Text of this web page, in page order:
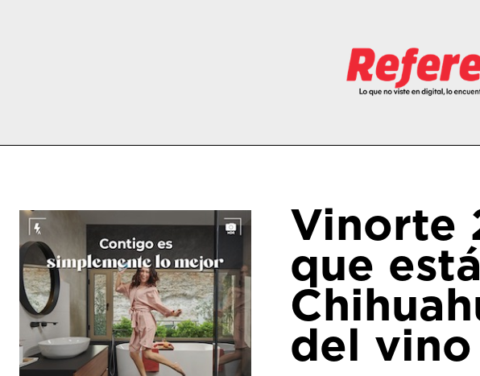
Vinorte
que
del vino